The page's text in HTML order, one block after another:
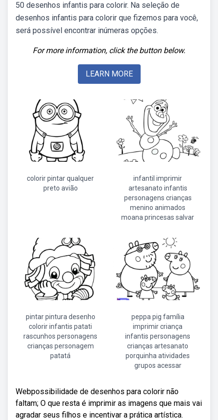
50 desenhos infantis para colorir. Na seleção de
desenhos infantis para colorir que fizemos para você,
será possível encontrar inúmeras opções.
For more information, click the button below.
LEARN MORE
colorir pintar qualquer
preto avião
infantil imprimir
artesanato infantis
personagens crianças
menino animados
moana princesas salvar
pintar pintura desenho
colorir infantis patati
rascunhos personagens
crianças personagem
patatá
peppa pig família
imprimir criança
infantis personagens
crianças artesanato
porquinha atividades
grupos acessar
Webpossibilidade de desenhos para colorir não
faltam; O que resta é imprimir as imagens que mais vai
agradar seus filhos e incentivar a prática artística.